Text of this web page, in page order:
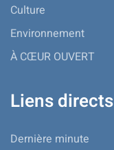
Culture
Environnement
À CŒUR OUVERT
Liens directs
Dernière minute